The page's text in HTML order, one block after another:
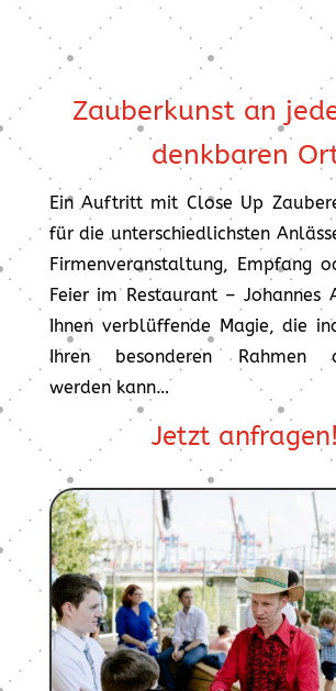
Zauberkunst an
denkbaren
Ein Auftritt mit Close Up
für die unterschiedlichsten
Firmenveranstaltung, Empfang
Feier im Restaurant – Johannes
Ihnen verblüffende Magie, die
Ihren besonderen Rahmen
werden kann…
Jetzt anfragen!